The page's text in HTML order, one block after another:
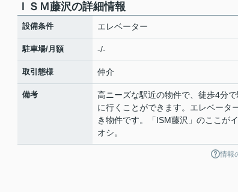
ＩＳＭ藤沢の詳細情報
設備条件 エレベーター
駐車場/月額 -/-
取引態様 仲介
備考
高ニーズな駅近の物件で、徒歩4分で
に行くことができます。エレベータ
き物件です。「ISM藤沢」のここが
オシ。
情報